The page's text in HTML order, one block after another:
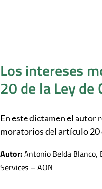
Los intereses
20 de la Ley de
En este dictamen el autor
moratorios del artículo 20
Autor:Antonio Belda Blanco,
Services – AON